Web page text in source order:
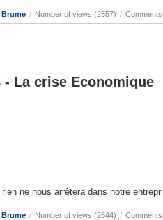
Brume / Number of views (2557) /
- La crise Economique
ne nous arrêtera dans notre
Brume / Number of views (2544) /